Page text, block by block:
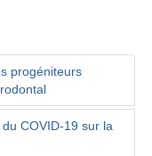
progéniteurs
COVID-19 sur la